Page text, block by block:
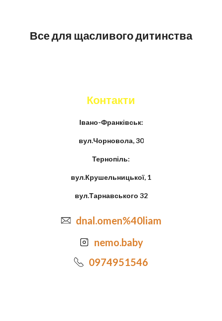
Все для щасливого дитинства
Контакти
Івано-Франківськ:
вул.Чорновола, 30
Тернопіль:
вул.Крушельницької, 1
вул.Тарнавського 32
dnal.omen%40liam
nemo.baby
0974951546